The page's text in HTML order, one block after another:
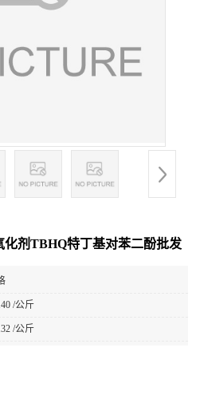
剂TBHQ特丁基对苯二酚批发
/公斤
/公斤